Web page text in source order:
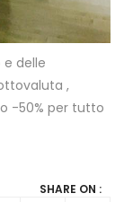
delle
,
-50% per tutto
SHARE ON :